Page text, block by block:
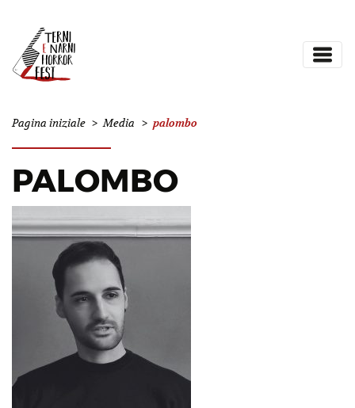
Pagina iniziale > Media > palombo
PALOMBO